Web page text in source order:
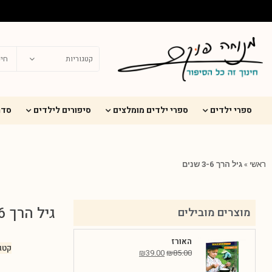
ספרי ילדים
ספרי ילדים מומלצים סיפורים לילדים
ראשי »גיל הרך 3-6 שנים
מוצרים מובילים
האורז
₪85.00
₪39.00
גיל הרך 3-6 שנים